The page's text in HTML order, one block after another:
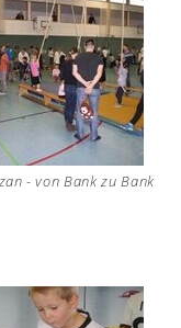
- von Bank zu Bank